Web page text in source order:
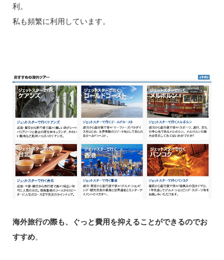
利。
私も頻繁に利用しています。
海外旅行の際も、ぐっと費用を抑えることができるのでお
すすめ。